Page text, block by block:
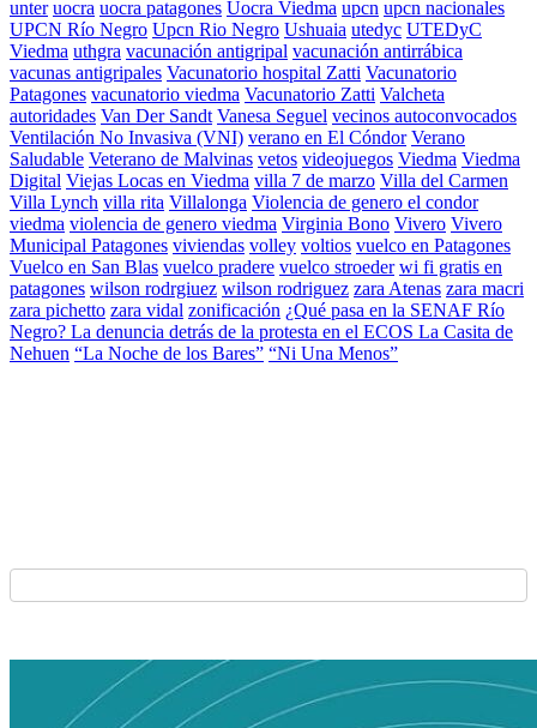
unter uocra uocra patagones Uocra Viedma upcn upcn nacionales
UPCN Río Negro Upcn Rio Negro Ushuaia utedyc UTEDyC
Viedma uthgra vacunación antigripal vacunación antirrábica
vacunas antigripales Vacunatorio hospital Zatti Vacunatorio
Patagones vacunatorio viedma Vacunatorio Zatti Valcheta
autoridades Van Der Sandt Vanesa Seguel vecinos autoconvocados
Ventilación No Invasiva (VNI) verano en El Cóndor Verano
Saludable Veterano de Malvinas vetos videojuegos Viedma Viedma
Digital Viejas Locas en Viedma villa 7 de marzo Villa del Carmen
Villa Lynch villa rita Villalonga Violencia de genero el condor
viedma violencia de genero viedma Virginia Bono Vivero Vivero
Municipal Patagones viviendas volley voltios vuelco en Patagones
Vuelco en San Blas vuelco pradere vuelco stroeder wi fi gratis en
patagones wilson rodrgiuez wilson rodriguez zara Atenas zara macri
zara pichetto zara vidal zonificación ¿Qué pasa en la SENAF Río
Negro? La denuncia detrás de la protesta en el ECOS La Casita de
Nehuen “La Noche de los Bares” “Ni Una Menos”